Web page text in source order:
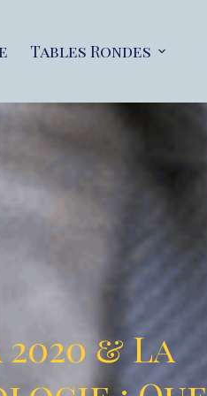
Tables Rondes
2020 & La